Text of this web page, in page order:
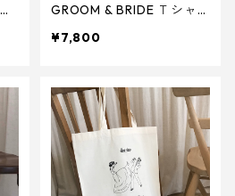
GROOM & BRIDE Ｔシャ
グ
¥7,800